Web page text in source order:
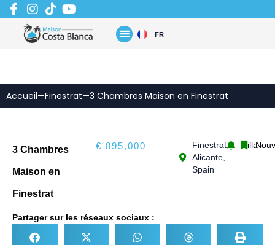
Aller
au
contenu
FR
Accueil—Finestrat—3 Chambres Maison en Finestrat
3 Chambres
Maison en
Finestrat
€ 895,000
Finestrat,
Alicante,
Spain
Villa
Partager sur les réseaux sociaux :